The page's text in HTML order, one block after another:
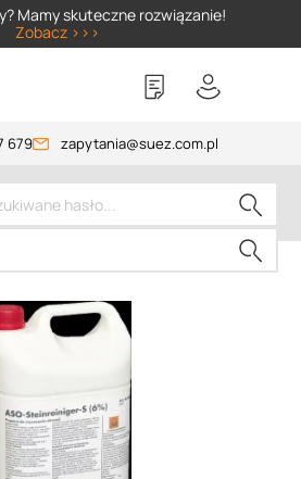
Mamy skuteczne rozwiązanie!
Zobacz >>>
679 zapytania@suez.com.pl